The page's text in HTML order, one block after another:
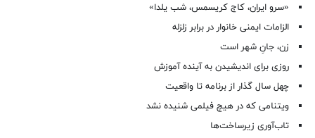
«سرو ایران، کاج کریسمس، شب یلدا»
الزامات ایمنی خانوار در برابر زلزله
زن، جانِ شهر است
روزی برای اندیشیدن به آینده آموزش
چهل سال گذار از برنامه تا واقعیت
ویتنامی که در هیچ فیلمی شنیده نشد
تاب‌آوری زیرساخت‌ها